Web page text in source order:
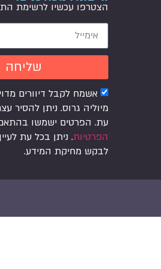
הצטרפו עכשיו לרשימת
אשמח לקבל דיוורים
מיוליה גרוס. ניתן להסיר
עת. הפרטים ישמשו
הפרטיות. ניתן בכל עת
לבקש מחיקת המידע.
שליחה